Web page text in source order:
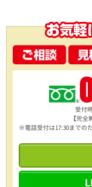
受付
【完
※電話受付は17:30までの